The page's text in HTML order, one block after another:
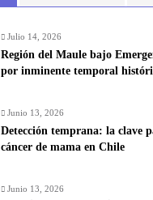
Julio 14, 2026
Región del Maule bajo
por inminente temporal
Junio 13, 2026
Detección temprana: la clave
cáncer de mama en Chile
Junio 13, 2026